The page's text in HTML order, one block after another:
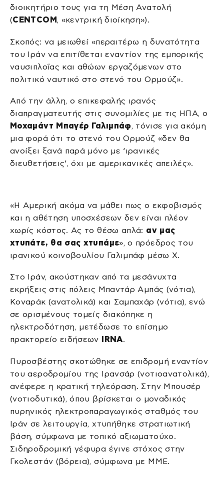
διοικητήριο τους για τη Μέση Ανατολή
(CENTCOM , «κεντρική διοίκηση»).
Σκοπός: να μειωθεί «περαιτέρω η δυνατότητα
του Ιράν να επιτίθεται εναντίον της εμπορικής
ναυσιπλοΐας και αθώων εργαζόμενων στο
πολιτικό ναυτικό στο στενό του Ορμούζ».
Από την άλλη, ο επικεφαλής ιρανός
διαπραγματευτής στις συνομιλίες με τις ΗΠΑ, ο
Μοχαμάντ Μπαγέρ Γαλιμπάφ, τόνισε για ακόμη
μια φορά ότι το στενό του Ορμούζ «δεν θα
ανοίξει ξανά παρά μόνο με ‘ιρανικές
διευθετήσεις’, όχι με αμερικανικές απειλές».
«Η Αμερική ακόμα να μάθει πως ο εκφοβισμός
και η αθέτηση υποσχέσεων δεν είναι πλέον
χωρίς κόστος. Ας το θέσω απλά: αν μας
χτυπάτε, θα σας χτυπάμε», ο πρόεδρος του
ιρανικού κοινοβουλίου Γαλιμπάφ μέσω X.
Στο Ιράν, ακούστηκαν από τα μεσάνυχτα
εκρήξεις στις πόλεις Μπαντάρ Αμπάς (νότια),
Κοναράκ (ανατολικά) και Σαμπαχάρ (νότια), ενώ
σε ορισμένους τομείς διακόπηκε η
ηλεκτροδότηση, μετέδωσε το επίσημο
πρακτορείο ειδήσεων IRNA.
Πυροσβέστης σκοτώθηκε σε επιδρομή εναντίον
του αεροδρομίου της Ιρανσάρ (νοτιοανατολικά),
ανέφερε η κρατική τηλεόραση. Στην Μπουσέρ
(νοτιοδυτικά), όπου βρίσκεται ο μοναδικός
πυρηνικός ηλεκτροπαραγωγικός σταθμός του
Ιράν σε λειτουργία, χτυπήθηκε στρατιωτική
βάση, σύμφωνα με τοπικό αξιωματούχο.
Σιδηροδρομική γέφυρα έγινε στόχος στην
Γκολεστάν (βόρεια), σύμφωνα με ΜΜΕ.